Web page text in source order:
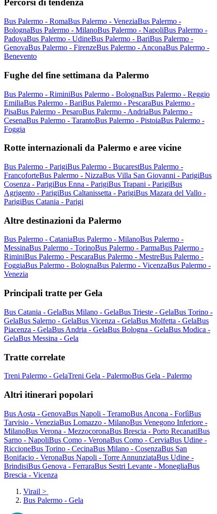
Percorsi di tendenza
Bus Palermo - RomaBus Palermo - VeneziaBus Palermo -
BolognaBus Palermo - MilanoBus Palermo - NapoliBus Palermo -
PadovaBus Palermo - UdineBus Palermo - BariBus Palermo -
GenovaBus Palermo - FirenzeBus Palermo - AnconaBus Palermo -
Benevento
Fughe del fine settimana da Palermo
Bus Palermo - RiminiBus Palermo - BolognaBus Palermo - Reggio
EmiliaBus Palermo - BariBus Palermo - PescaraBus Palermo -
PisaBus Palermo - PesaroBus Palermo - AndriaBus Palermo -
CesenaBus Palermo - TarantoBus Palermo - PistoiaBus Palermo -
Foggia
Rotte internazionali da Palermo e aree vicine
Bus Palermo - ParigiBus Palermo - BucarestBus Palermo -
FrancoforteBus Palermo - NizzaBus Villa San Giovanni - ParigiBus
Cosenza - ParigiBus Enna - ParigiBus Trapani - ParigiBus
Agrigento - ParigiBus Caltanissetta - ParigiBus Mazara del Vallo -
ParigiBus Catania - Parigi
Altre destinazioni da Palermo
Bus Palermo - CataniaBus Palermo - MilanoBus Palermo -
MessinaBus Palermo - TorinoBus Palermo - ParmaBus Palermo -
RiminiBus Palermo - PescaraBus Palermo - MestreBus Palermo -
FoggiaBus Palermo - BolognaBus Palermo - VicenzaBus Palermo -
Venezia
Principali tratte per Gela
Bus Catania - GelaBus Milano - GelaBus Trieste - GelaBus Torino -
GelaBus Salerno - GelaBus Vicenza - GelaBus Molfetta - GelaBus
Piacenza - GelaBus Andria - GelaBus Bologna - GelaBus Modica -
GelaBus Messina - Gela
Tratte correlate
Treni Palermo - GelaTreni Gela - PalermoBus Gela - Palermo
Altri itinerari popolari
Bus Aosta - GenovaBus Napoli - TeramoBus Ancona - ForlìBus
Tarvisio - VeneziaBus Lomazzo - MilanoBus Venegono Inferiore -
MilanoBus Verona - MezzocoronaBus Brescia - Porto RecanatiBus
Sarno - NapoliBus Como - VeronaBus Como - CerviaBus Udine -
RiccioneBus Torino - CecinaBus Milano - CosenzaBus San
Bonifacio - VeronaBus Napoli - Torre AnnunziataBus Udine -
BrindisiBus Genova - FerraraBus Sestri Levante - MonegliaBus
Brescia - Vicenza
Virail >
Bus Palermo - Gela